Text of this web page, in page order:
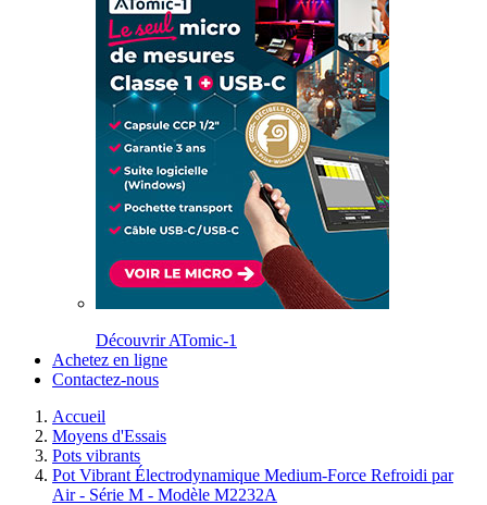
Découvrir ATomic-1
Achetez en ligne
Contactez-nous
Accueil
Moyens d'Essais
Pots vibrants
Pot Vibrant Électrodynamique Medium-Force Refroidi par
Air - Série M - Modèle M2232A